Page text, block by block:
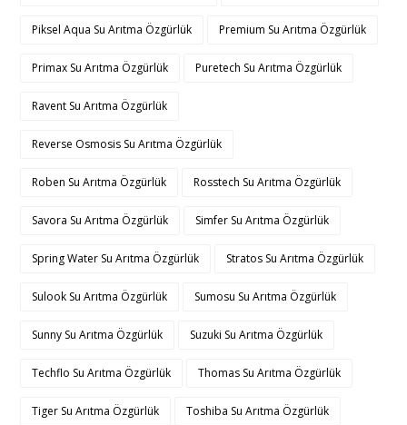
Piksel Aqua Su Arıtma Özgürlük Premium Su Arıtma Özgürlük
Primax Su Arıtma Özgürlük Puretech Su Arıtma Özgürlük
Ravent Su Arıtma Özgürlük
Reverse Osmosis Su Arıtma Özgürlük
Roben Su Arıtma Özgürlük Rosstech Su Arıtma Özgürlük
Savora Su Arıtma Özgürlük Simfer Su Arıtma Özgürlük
Spring Water Su Arıtma Özgürlük Stratos Su Arıtma Özgürlük
Sulook Su Arıtma Özgürlük Sumosu Su Arıtma Özgürlük
Sunny Su Arıtma Özgürlük Suzuki Su Arıtma Özgürlük
Techflo Su Arıtma Özgürlük Thomas Su Arıtma Özgürlük
Tiger Su Arıtma Özgürlük Toshiba Su Arıtma Özgürlük